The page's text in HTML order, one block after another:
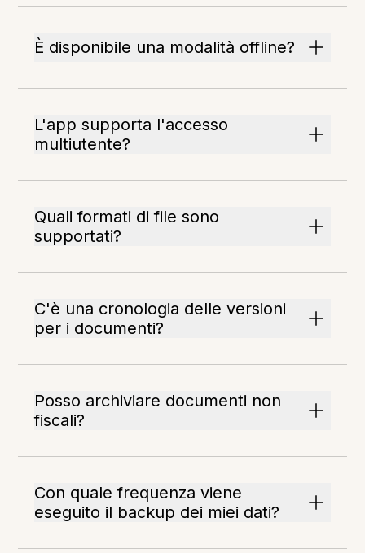
È disponibile una modalità offline?
L'app supporta l'accesso
multiutente?
Quali formati di file sono
supportati?
C'è una cronologia delle versioni
per i documenti?
Posso archiviare documenti non
fiscali?
Con quale frequenza viene
eseguito il backup dei miei dati?